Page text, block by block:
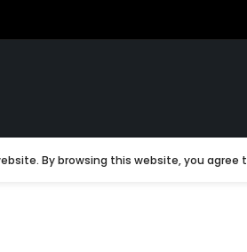
By browsing this website, you agree